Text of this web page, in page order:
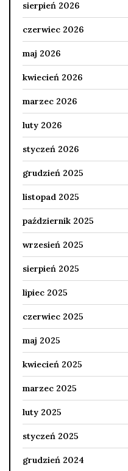
sierpień 2026
czerwiec 2026
maj 2026
kwiecień 2026
marzec 2026
luty 2026
styczeń 2026
grudzień 2025
listopad 2025
październik 2025
wrzesień 2025
sierpień 2025
lipiec 2025
czerwiec 2025
maj 2025
kwiecień 2025
marzec 2025
luty 2025
styczeń 2025
grudzień 2024